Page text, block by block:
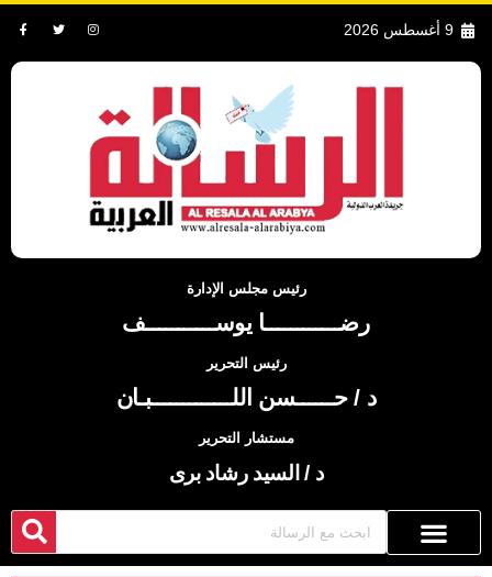
9 أغسطس 2026
رئيس مجلس الإدارة
رضــــــــــــا يوســـــــــــف
رئيس التحرير
د / حــــــسن اللـــــــــــــبـان
مستشار التحرير
د / السيد رشاد برى